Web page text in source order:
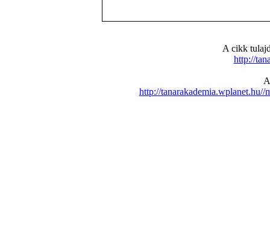
A cikk
http://
http://